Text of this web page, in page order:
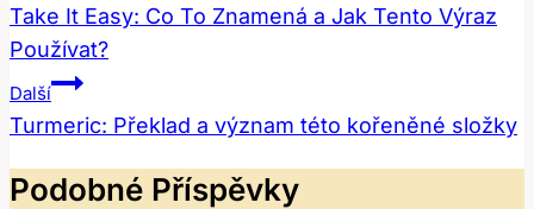
Pro
Příspěvek
Take It Easy: Co To Znamená a Jak Tento Výraz
Používat?
Další
Turmeric: Překlad a význam této kořeněné složky
Podobné Příspěvky